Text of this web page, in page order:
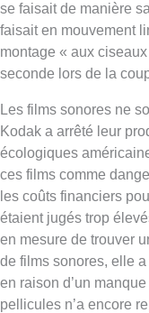
se faisait de manière
faisait en mouvement
montage « aux
seconde lors de la
Les films sonores ne
Kodak a arrêté leur
écologiques
ces films comme
les coûts financiers
étaient jugés trop
en mesure de trouver
de films sonores, elle
en raison d’un
pellicules n’a encore